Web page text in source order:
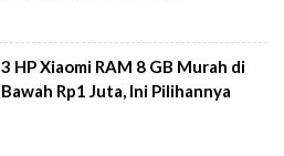
3 HP Xiaomi RAM 8 GB Murah di
Bawah Rp1 Juta, Ini Pilihannya